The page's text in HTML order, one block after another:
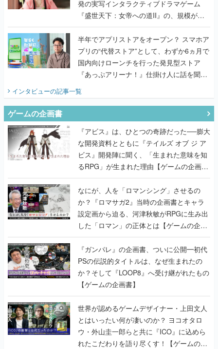
発の実写インタラクティブドラマゲーム
『盛世天下：女帝への道II』の、規模が違
うこだわりをプロデューサーに聞いた
半年でアプリストアをオープン？ スマホア
プリの“代替ストア”として、わずか6ヵ月で
国内向けローンチを行った発見型ストア
『あっぷアリーナ！』仕掛け人に話を聞い
インタビューの記事一覧
ゲームの企画書
『アビス』は、ひとつの奇跡だった──膨大
な開発資料とともに『テイルズ オブ ジ ア
ビス』開発陣に聞く、「生まれた意味を知
るRPG」が生まれた理由【ゲームの企画
書】
なにが、人を「ロマンシング」させるの
か？『ロマサガ2』当時の企画書とキャラ
設定画から迫る、河津秋敏がRPGに生み出
した「ロマン」の正体とは【ゲームの企画
書】
『ガンパレ』の企画書、ついに公開━初代
PSの伝説的タイトルは、なぜ生まれたの
か？そして『LOOP8』へ受け継がれたもの
【ゲームの企画書】
世界が認めるゲームデザイナー・上田文人
とはいったい何が凄いのか？ ヨコオタロ
ウ・外山圭一郎らと共に『ICO』に込めら
れたこだわりを語り尽くす！【ゲームの企